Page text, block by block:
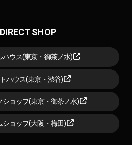
SHOP
ハウス(東京・御茶ノ水)
ハウス(東京・渋谷)
ショップ(東京・御茶ノ水)
ショップ(大阪・梅田)